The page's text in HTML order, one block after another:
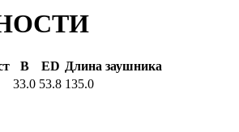
B ED Длина заушника
33.0 53.8 135.0